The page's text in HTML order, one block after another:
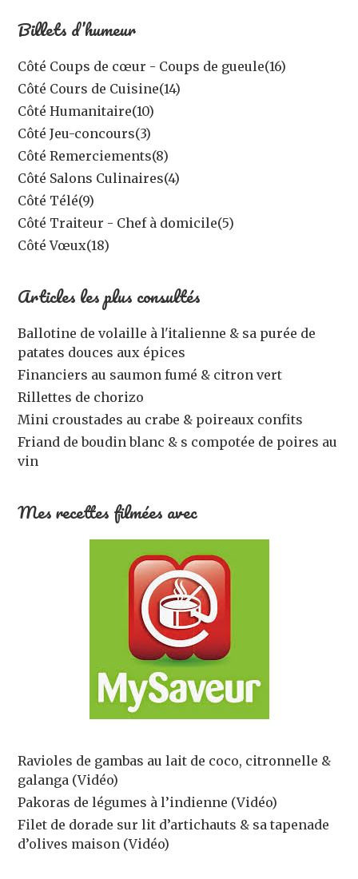
Billets d’humeur
Côté Coups de cœur - Coups de gueule(16)
Côté Cours de Cuisine(14)
Côté Humanitaire(10)
Côté Jeu-concours(3)
Côté Remerciements(8)
Côté Salons Culinaires(4)
Côté Télé(9)
Côté Traiteur - Chef à domicile(5)
Côté Vœux(18)
Articles les plus consultés
Ballotine de volaille à l'italienne & sa purée de
patates douces aux épices
Financiers au saumon fumé & citron vert
Rillettes de chorizo
Mini croustades au crabe & poireaux confits
Friand de boudin blanc & s compotée de poires au
vin
Mes recettes filmées avec
Ravioles de gambas au lait de coco, citronnelle &
galanga (Vidéo)
Pakoras de légumes à l’indienne (Vidéo)
Filet de dorade sur lit d’artichauts & sa tapenade
d’olives maison (Vidéo)